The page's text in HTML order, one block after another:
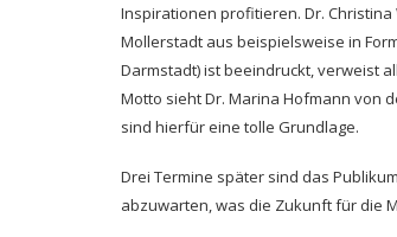
Inspirationen profitieren. Dr.
Mollerstadt aus beispielsweise in
Darmstadt) ist beeindruckt, verweist
Motto sieht Dr. Marina Hofmann von
sind hierfür eine tolle Grundlage.
Drei Termine später sind das
abzuwarten, was die Zukunft für die